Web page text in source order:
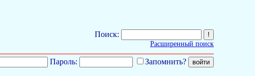
Поиск:
Расширенный поиск
Пароль: Запомнить?